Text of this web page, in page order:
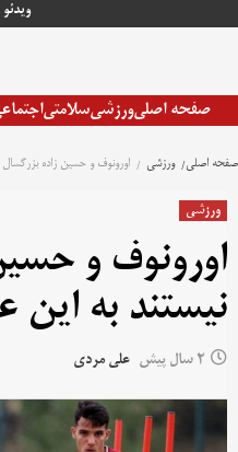
ویدئو
صفحه اصلیورزشیسلامتی
صفحه اصلی ورزشی اورونوف و حسین زاده
ورزشی
اورونوف و
نیستند به
2 سال پیش علی مردی